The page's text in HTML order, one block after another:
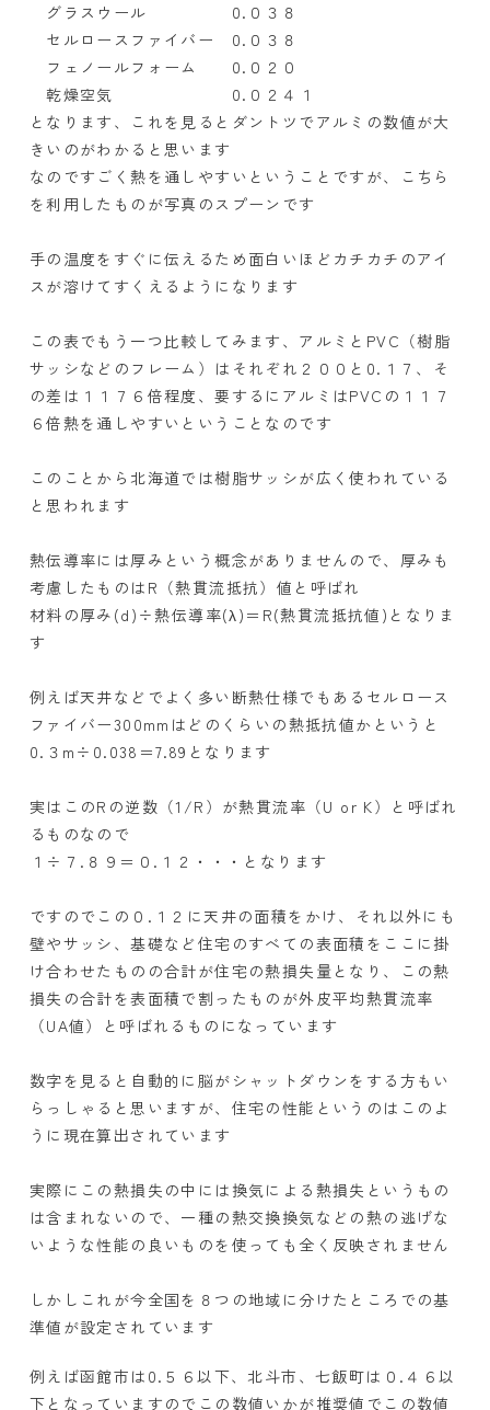
グラスウール 0.０３８
セルロースファイバー 0.０３８
フェノールフォーム 0.０２０
乾燥空気 0.０２４１
となります、これを見るとダントツでアルミの数値が大
きいのがわかると思います
なのですごく熱を通しやすいということですが、こちら
を利用したものが写真のスプーンです
手の温度をすぐに伝えるため面白いほどカチカチのアイ
スが溶けてすくえるようになります
この表でもう一つ比較してみます、アルミとPVC（樹脂
サッシなどのフレーム）はそれぞれ２００と0.１７、そ
の差は１１７６倍程度、要するにアルミはPVCの１１７
６倍熱を通しやすいということなのです
このことから北海道では樹脂サッシが広く使われている
と思われます
熱伝導率には厚みという概念がありませんので、厚みも
考慮したものはR（熱貫流抵抗）値と呼ばれ
材料の厚み(d)÷熱伝導率(λ)＝R(熱貫流抵抗値)となりま
す
例えば天井などでよく多い断熱仕様でもあるセルロース
ファイバー300mmはどのくらいの熱抵抗値かというと
0.３m÷0.038＝7.89となります
実はこのRの逆数（1/R）が熱貫流率（U or K）と呼ばれ
るものなので
１÷７.８９＝０.１２・・・となります
ですのでこの０.１２に天井の面積をかけ、それ以外にも
壁やサッシ、基礎など住宅のすべての表面積をここに掛
け合わせたものの合計が住宅の熱損失量となり、この熱
損失の合計を表面積で割ったものが外皮平均熱貫流率
（UA値）と呼ばれるものになっています
数字を見ると自動的に脳がシャットダウンをする方もい
らっしゃると思いますが、住宅の性能というのはこのよ
うに現在算出されています
実際にこの熱損失の中には換気による熱損失というもの
は含まれないので、一種の熱交換換気などの熱の逃げな
いような性能の良いものを使っても全く反映されません
しかしこれが今全国を８つの地域に分けたところでの基
準値が設定されています
例えば函館市は0.５６以下、北斗市、七飯町は０.４６以
下となっていますのでこの数値いかが推奨値でこの数値